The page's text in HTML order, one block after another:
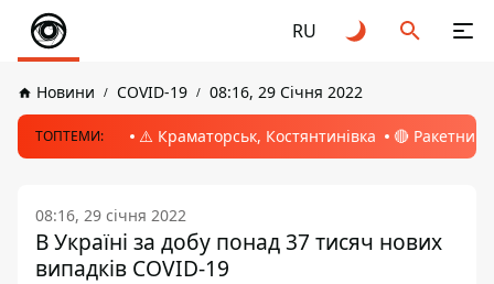
RU
Новини COVID-19 08:16, 29 Січня 2022
ТОПТЕМИ: ⚠️ Краматорськ, Костянтинівка 🔴 Ракетний
08:16, 29 січня 2022
В Україні за добу понад 37 тисяч нових
випадків COVID-19